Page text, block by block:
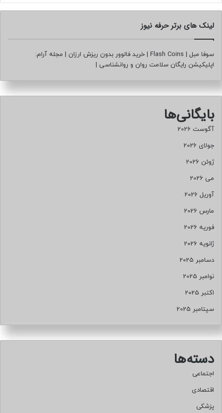
لینک های برتر حرفه نیوز
سوفا مبل |
Flash Coins
| خرید فالوور بدون ریزش ارزان | مجله آرام:
اپلیکیشن رایگان سلامت روان و روانشناسی |
بایگانی‌ها
آگوست 2026
جولای 2026
ژوئن 2026
می 2026
آوریل 2026
مارس 2026
فوریه 2026
ژانویه 2026
دسامبر 2025
نوامبر 2025
اکتبر 2025
سپتامبر 2025
دسته‌ها
اجتماعی
اقتصادی
پزشکی